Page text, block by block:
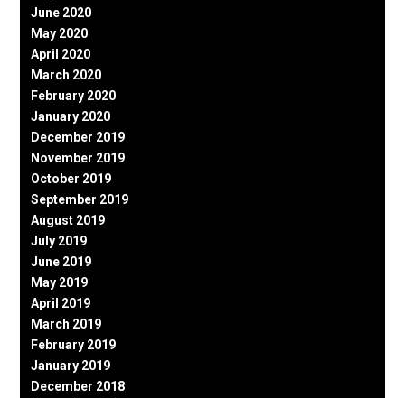
June 2020
May 2020
April 2020
March 2020
February 2020
January 2020
December 2019
November 2019
October 2019
September 2019
August 2019
July 2019
June 2019
May 2019
April 2019
March 2019
February 2019
January 2019
December 2018